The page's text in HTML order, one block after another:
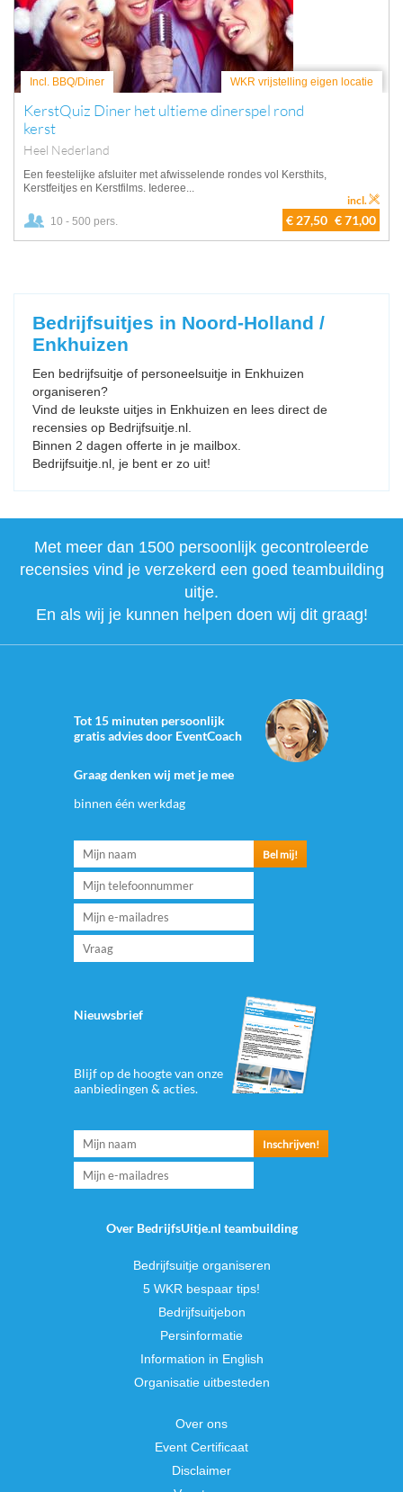
Incl. BBQ/Diner WKR vrijstelling eigen locatie
KerstQuiz Diner het ultieme dinerspel rond
kerst
Heel Nederland
Een feestelijke afsluiter met afwisselende rondes vol Kersthits,
Kerstfeitjes en Kerstfilms. Iederee...
10 - 500 pers. € 27,50 € 71,00
incl.
Bedrijfsuitjes in Noord-Holland /
Enkhuizen
Een bedrijfsuitje of personeelsuitje in Enkhuizen
organiseren?
Vind de leukste uitjes in Enkhuizen en lees direct de
recensies op Bedrijfsuitje.nl.
Binnen 2 dagen offerte in je mailbox.
Bedrijfsuitje.nl, je bent er zo uit!
Met meer dan 1500 persoonlijk gecontroleerde
recensies vind je verzekerd een goed teambuilding
uitje.
En als wij je kunnen helpen doen wij dit graag!
Tot 15 minuten persoonlijk
gratis advies door EventCoach
Graag denken wij met je mee
binnen één werkdag
Nieuwsbrief
Blijf op de hoogte van onze
aanbiedingen & acties.
Over BedrijfsUitje.nl teambuilding
Bedrijfsuitje organiseren
5 WKR bespaar tips!
Bedrijfsuitjebon
Persinformatie
Information in English
Organisatie uitbesteden
Over ons
Event Certificaat
Disclaimer